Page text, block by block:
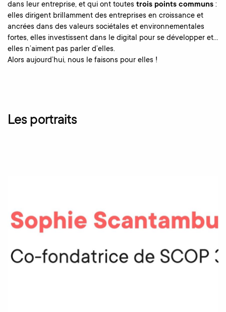
dans leur entreprise, et qui ont toutes trois points communs :
elles dirigent brillamment des entreprises en croissance et
ancrées dans des valeurs sociétales et environnementales
fortes, elles investissent dans le digital pour se développer et…
elles n’aiment pas parler d’elles.
Alors aujourd’hui, nous le faisons pour elles !
Les portraits